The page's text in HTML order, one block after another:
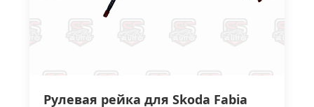
Рулевая рейка для Skoda Fabia